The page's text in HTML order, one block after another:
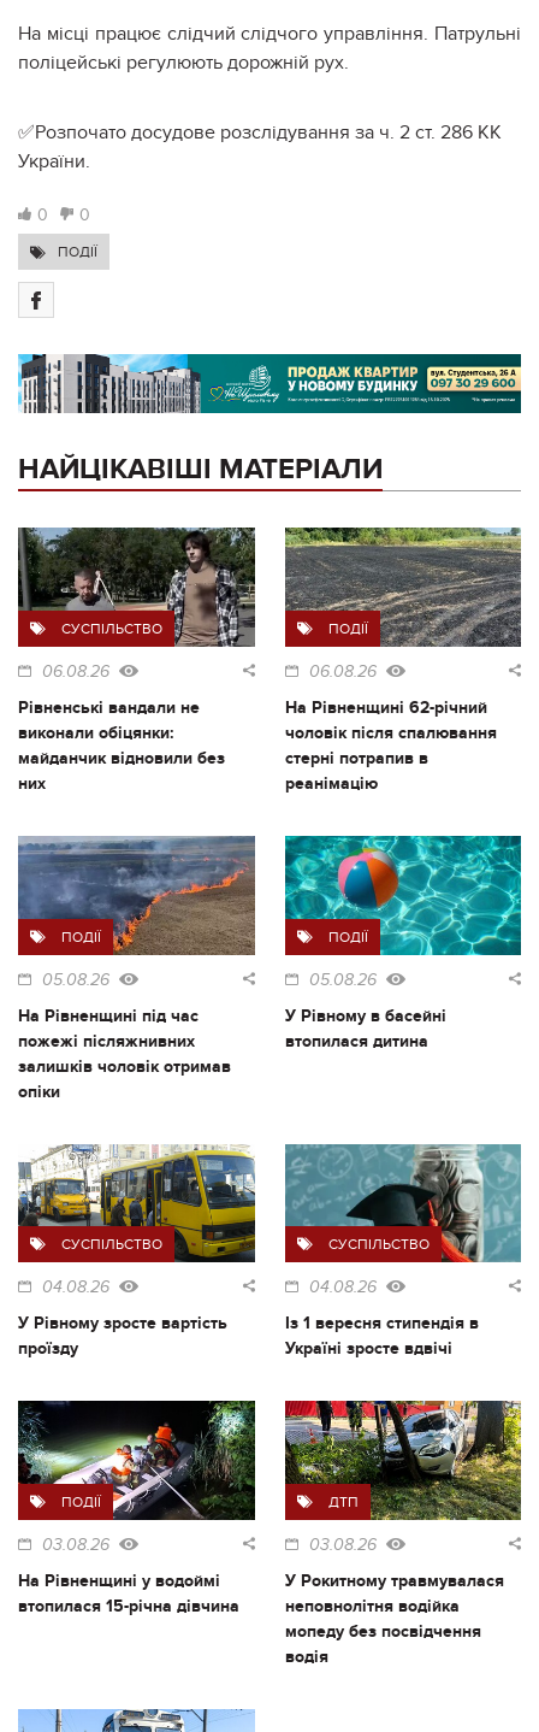
На місці працює слідчий слідчого управління. Патрульні
поліцейські регулюють дорожній рух.
✅Розпочато досудове розслідування за ч. 2 ст. 286 КК
України.
0 0
ПОДІЇ
НАЙЦІКАВІШІ МАТЕРІАЛИ
СУСПІЛЬСТВО
06.08.26
Рівненські вандали не
виконали обіцянки:
майданчик відновили без
них
ПОДІЇ
06.08.26
На Рівненщині 62-річний
чоловік після спалювання
стерні потрапив в
реанімацію
ПОДІЇ
05.08.26
На Рівненщині під час
пожежі післяжнивних
залишків чоловік отримав
опіки
ПОДІЇ
05.08.26
У Рівному в басейні
втопилася дитина
СУСПІЛЬСТВО
04.08.26
У Рівному зросте вартість
проїзду
СУСПІЛЬСТВО
04.08.26
Із 1 вересня стипендія в
Україні зросте вдвічі
ПОДІЇ
03.08.26
На Рівненщині у водоймі
втопилася 15-річна дівчина
ДТП
03.08.26
У Рокитному травмувалася
неповнолітня водійка
мопеду без посвідчення
водія